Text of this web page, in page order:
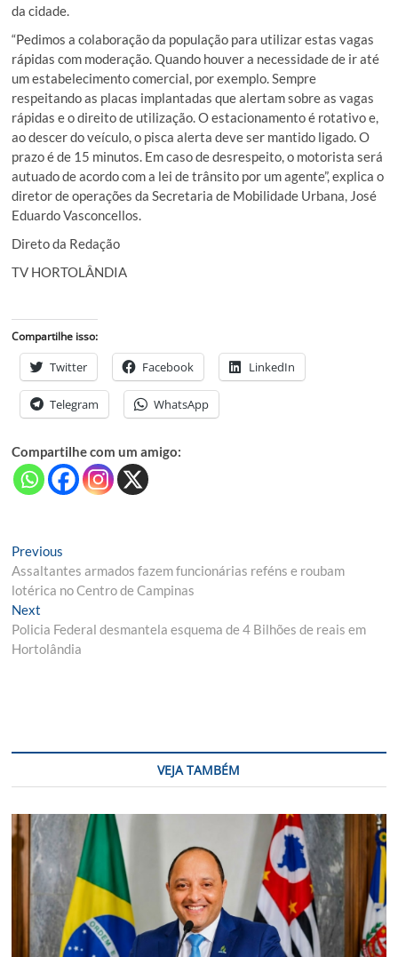
da cidade.
“Pedimos a colaboração da população para utilizar estas vagas
rápidas com moderação. Quando houver a necessidade de ir até
um estabelecimento comercial, por exemplo. Sempre
respeitando as placas implantadas que alertam sobre as vagas
rápidas e o direito de utilização. O estacionamento é rotativo e,
ao descer do veículo, o pisca alerta deve ser mantido ligado. O
prazo é de 15 minutos. Em caso de desrespeito, o motorista será
autuado de acordo com a lei de trânsito por um agente”, explica o
diretor de operações da Secretaria de Mobilidade Urbana, José
Eduardo Vasconcellos.
Direto da Redação
TV HORTOLÂNDIA
Compartilhe isso:
Twitter Facebook LinkedIn
Telegram WhatsApp
Compartilhe com um amigo:
Navegação
de
Post
Previous
post:
Assaltantes armados fazem funcionárias reféns e roubam
lotérica no Centro de Campinas
Next
post:
Policia Federal desmantela esquema de 4 Bilhões de reais em
Hortolândia
VEJA TAMBÉM